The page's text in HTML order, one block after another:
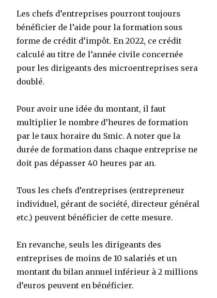
Les chefs d’entreprises pourront toujours
bénéficier de l’aide pour la formation sous
forme de crédit d’impôt. En 2022, ce crédit
calculé au titre de l’année civile concernée
pour les dirigeants des microentreprises sera
doublé.
Pour avoir une idée du montant, il faut
multiplier le nombre d’heures de formation
par le taux horaire du Smic. A noter que la
durée de formation dans chaque entreprise ne
doit pas dépasser 40 heures par an.
Tous les chefs d’entreprises (entrepreneur
individuel, gérant de société, directeur général
etc.) peuvent bénéficier de cette mesure.
En revanche, seuls les dirigeants des
entreprises de moins de 10 salariés et un
montant du bilan annuel inférieur à 2 millions
d’euros peuvent en bénéficier.